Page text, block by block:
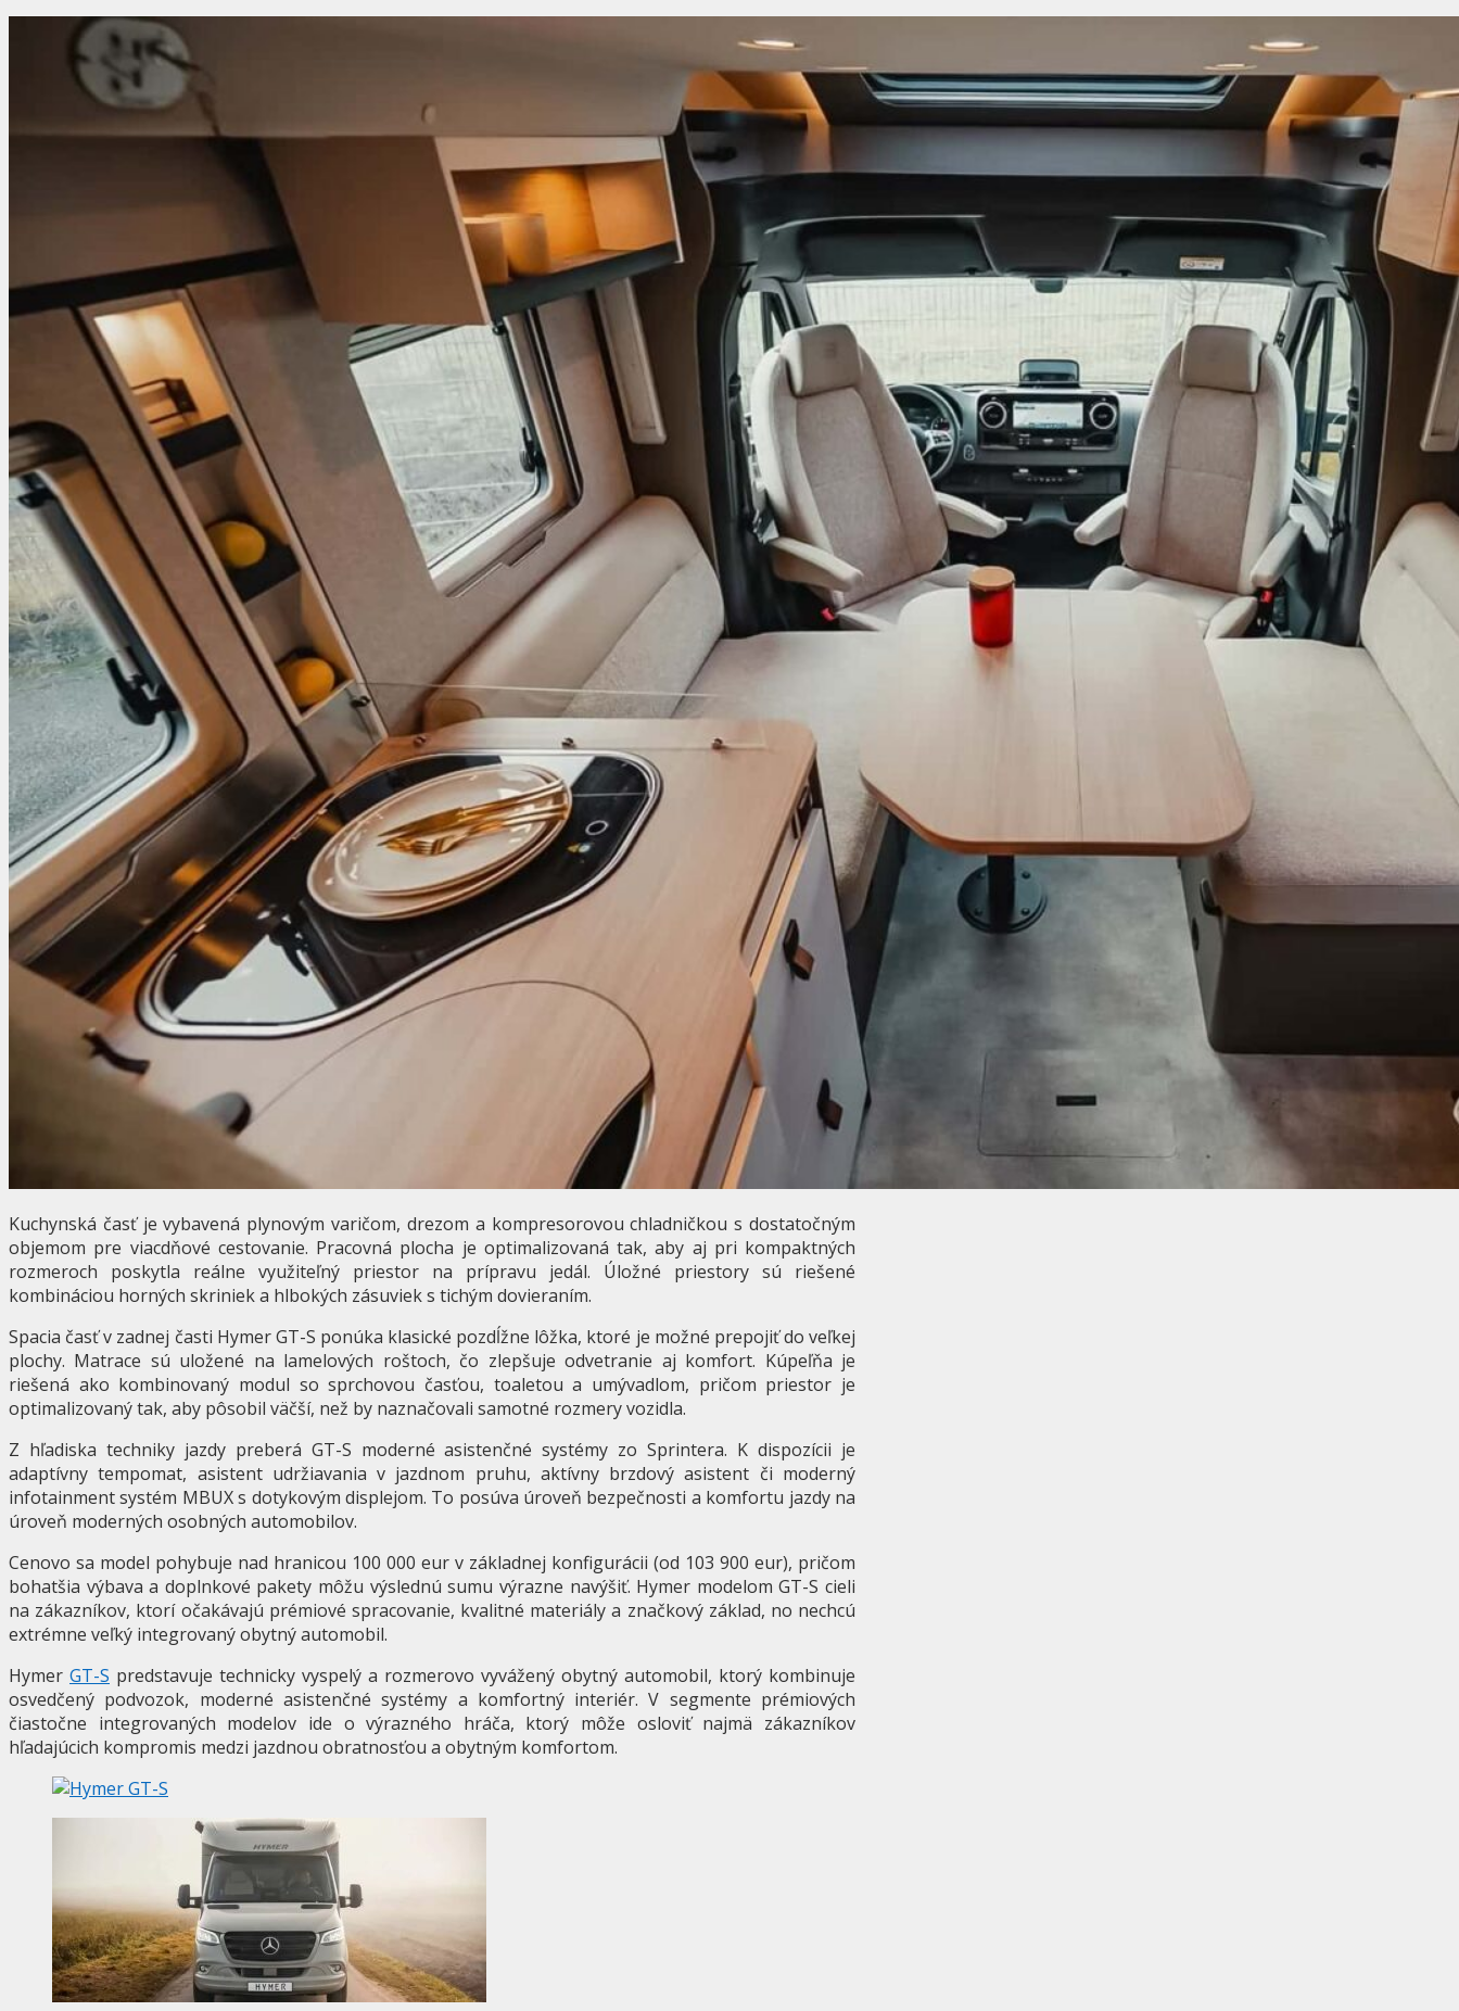
Kuchynská časť je vybavená plynovým varičom, drezom a kompresorovou chladničkou s dostatočným
objemom pre viacdňové cestovanie. Pracovná plocha je optimalizovaná tak, aby aj pri kompaktných
rozmeroch poskytla reálne využiteľný priestor na prípravu jedál. Úložné priestory sú riešené
kombináciou horných skriniek a hlbokých zásuviek s tichým dovieraním.
Spacia časť v zadnej časti Hymer GT-S ponúka klasické pozdĺžne lôžka, ktoré je možné prepojiť do veľkej
plochy. Matrace sú uložené na lamelových roštoch, čo zlepšuje odvetranie aj komfort. Kúpeľňa je
riešená ako kombinovaný modul so sprchovou časťou, toaletou a umývadlom, pričom priestor je
optimalizovaný tak, aby pôsobil väčší, než by naznačovali samotné rozmery vozidla.
Z hľadiska techniky jazdy preberá GT-S moderné asistenčné systémy zo Sprintera. K dispozícii je
adaptívny tempomat, asistent udržiavania v jazdnom pruhu, aktívny brzdový asistent či moderný
infotainment systém MBUX s dotykovým displejom. To posúva úroveň bezpečnosti a komfortu jazdy na
úroveň moderných osobných automobilov.
Cenovo sa model pohybuje nad hranicou 100 000 eur v základnej konfigurácii (od 103 900 eur), pričom
bohatšia výbava a doplnkové pakety môžu výslednú sumu výrazne navýšiť. Hymer modelom GT-S cieli
na zákazníkov, ktorí očakávajú prémiové spracovanie, kvalitné materiály a značkový základ, no nechcú
extrémne veľký integrovaný obytný automobil.
Hymer GT-S predstavuje technicky vyspelý a rozmerovo vyvážený obytný automobil, ktorý kombinuje
osvedčený podvozok, moderné asistenčné systémy a komfortný interiér. V segmente prémiových
čiastočne integrovaných modelov ide o výrazného hráča, ktorý môže osloviť najmä zákazníkov
hľadajúcich kompromis medzi jazdnou obratnosťou a obytným komfortom.